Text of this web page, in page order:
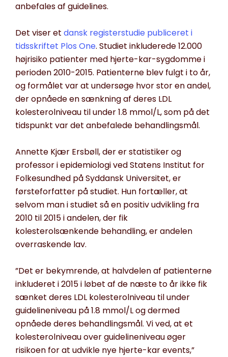
anbefales af guidelines.
Det viser et dansk registerstudie publiceret i
tidsskriftet Plos One. Studiet inkluderede 12.000
højrisiko patienter med hjerte-kar-sygdomme i
perioden 2010-2015. Patienterne blev fulgt i to år,
og formålet var at undersøge hvor stor en andel,
der opnåede en sænkning af deres LDL
kolesterolniveau til under 1.8 mmol/L, som på det
tidspunkt var det anbefalede behandlingsmål.
Annette Kjær Ersbøll, der er statistiker og
professor i epidemiologi ved Statens Institut for
Folkesundhed på Syddansk Universitet, er
førsteforfatter på studiet. Hun fortæller, at
selvom man i studiet så en positiv udvikling fra
2010 til 2015 i andelen, der fik
kolesterolsænkende behandling, er andelen
overraskende lav.
”Det er bekymrende, at halvdelen af patienterne
inkluderet i 2015 i løbet af de næste to år ikke fik
sænket deres LDL kolesterolniveau til under
guidelineniveau på 1.8 mmol/L og dermed
opnåede deres behandlingsmål. Vi ved, at et
kolesterolniveau over guidelineniveau øger
risikoen for at udvikle nye hjerte-kar events,”